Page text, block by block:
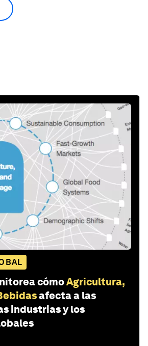
cómoAgricultura,
afecta a las
industrias y los